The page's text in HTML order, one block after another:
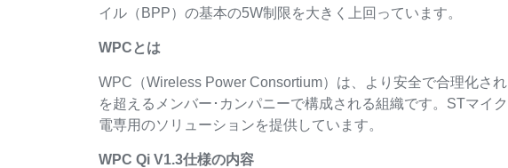
イル（BPP）の基本の5W制限を大きく上回っています。
WPCとは
WPC（Wireless Power Consortium）は、より安全で合理化さ
を超えるメンバー･カンパニーで構成される組織です。STマイ
電専用のソリューションを提供しています。
WPC Qi V1.3仕様の内容